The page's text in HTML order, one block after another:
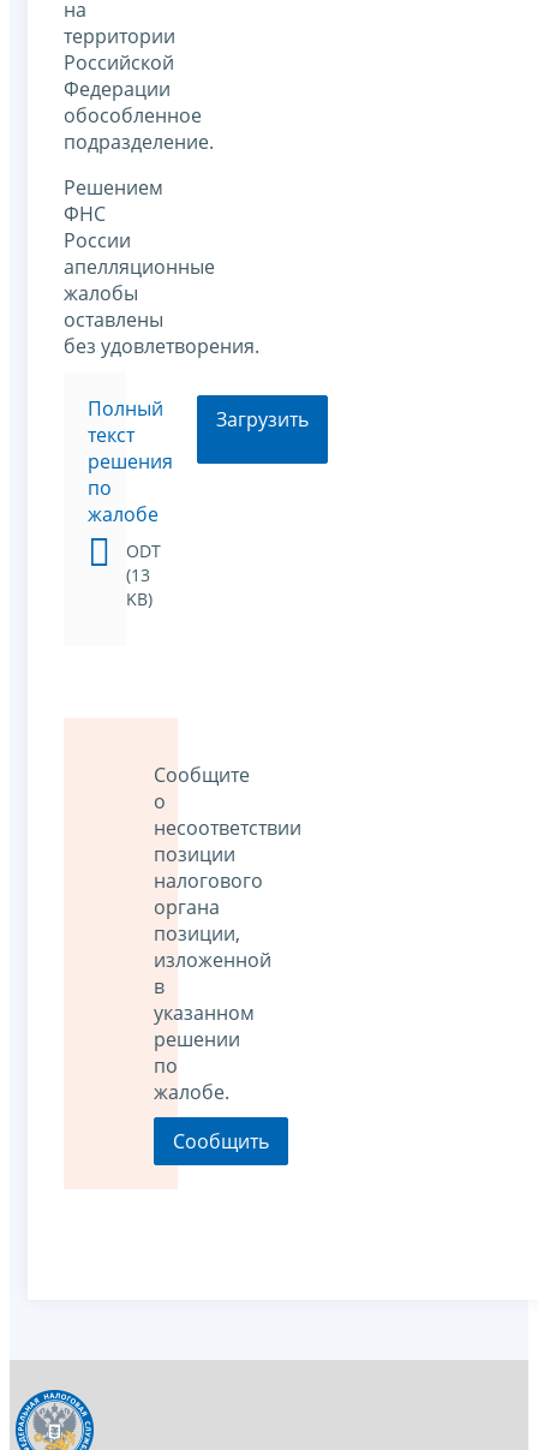
на
территории
Российской
Федерации
обособленное
подразделение.
Решением
ФНС
России
апелляционные
жалобы
оставлены
без удовлетворения.
Полный
текст
решения
по
жалобе
ODT
(13
KB)
Загрузить
Сообщите
о
несоответствии
позиции
налогового
органа
позиции,
изложенной
в
указанном
решении
по
жалобе.